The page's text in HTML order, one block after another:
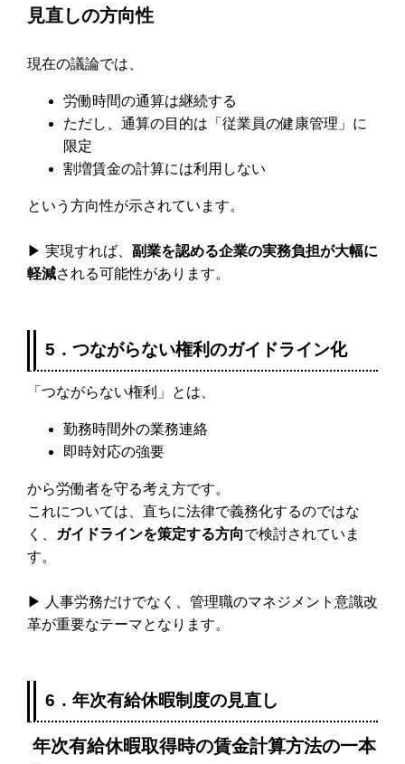
見直しの方向性
現在の議論では、
労働時間の通算は継続する
ただし、通算の目的は「従業員の健康管理」に
限定
割増賃金の計算には利用しない
という方向性が示されています。
▶ 実現すれば、 副業を認める企業の実務負担が大幅に
軽減される可能性があります。
5．つながらない権利のガイドライン化
「つながらない権利」とは、
勤務時間外の業務連絡
即時対応の強要
から労働者を守る考え方です。
これについては、直ちに法律で義務化するのではな
く、
ガイドラインを策定する方向で検討されていま
す。
▶ 人事労務だけでなく、管理職のマネジメント意識改
革が重要なテーマとなります。
6．年次有給休暇制度の見直し
年次有給休暇取得時の賃金計算方法の一本